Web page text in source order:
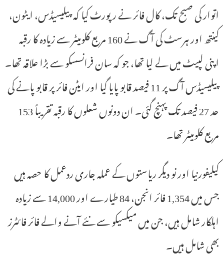
اتوار کی صبح تک، کال فائر نے رپورٹ کیا کہ پیلیسیڈس، ایٹون،
کینتھ اور ہرسٹ کی آگ نے 160 مربع کلومیٹر سے زیادہ کا رقبہ
اپنی لپیٹ میں لے لیا تھا، جو کہ سان فرانسسکو سے بڑا علاقہ تھا۔
پیلیسیڈس آگ پر 11 فیصد قابو پایا گیا اور ایٹن فائر پر قابو پانے کی
حد 27 فیصد تک پہنچ گئی۔ ان دونوں شعلوں کا رقبہ تقریباً 153
مربع کلومیٹر تھا۔
کیلیفورنیا اور نو دیگر ریاستوں کے عملہ جاری ردعمل کا حصہ ہیں
جس میں 1,354 فائر انجن، 84 طیارے اور 14,000 سے زیادہ
اہلکار شامل ہیں، جن میں میکسیکو سے نئے آنے والے فائر فائٹرز
بھی شامل ہیں۔